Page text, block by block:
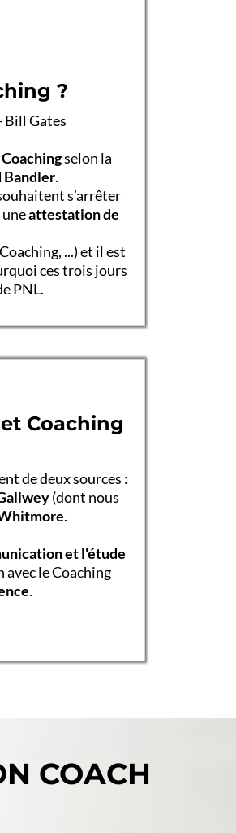
?
Bill Gates
Coachingselon la
Bandler.
s’arrêter
attestation de
...) et il est
ces trois jours
PNL.
Coaching
de deux sources :
(dont nous
.
et l'étude
avec le Coaching
.
COACH